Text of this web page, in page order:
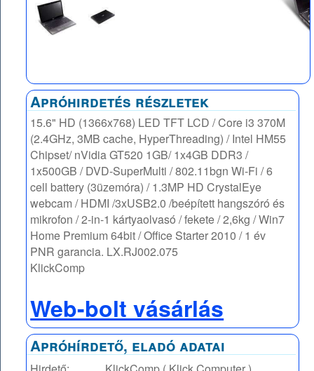
Apróhirdetés részletek
15.6" HD (1366x768) LED TFT LCD / Core i3 370M
(2.4GHz, 3MB cache, HyperThreading) / Intel HM55
Chipset/ nVidia GT520 1GB/ 1x4GB DDR3 /
1x500GB / DVD-SuperMulti / 802.11bgn Wi-Fi / 6
cell battery (3üzemóra) / 1.3MP HD CrystalEye
webcam / HDMI /3xUSB2.0 /beépített hangszóró és
mikrofon / 2-in-1 kártyaolvasó / fekete / 2,6kg / Win7
Home Premium 64bit / Office Starter 2010 / 1 év
PNR garancia. LX.RJ002.075
KlickComp
Web-bolt vásárlás
Apróhírdető, eladó adatai